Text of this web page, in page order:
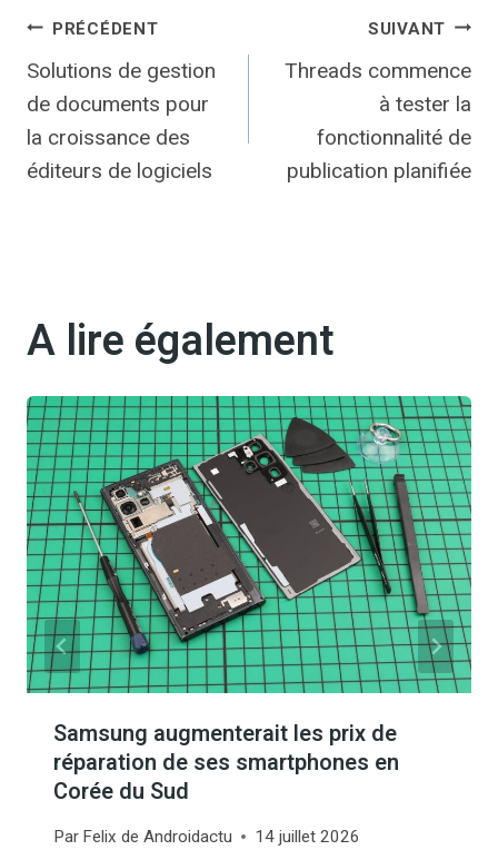
Navigation
de
l’article
PRÉCÉDENT
Solutions de gestion
de documents pour
la croissance des
éditeurs de logiciels
SUIVANT
Threads commence
à tester la
fonctionnalité de
publication planifiée
A lire également
Samsung augmenterait les prix de
réparation de ses smartphones en
Corée du Sud
Par Felix de Androidactu 14 juillet 2026